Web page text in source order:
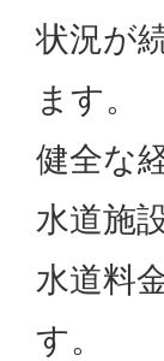
状況が
ます。
健全な
水道施
水道料
す。